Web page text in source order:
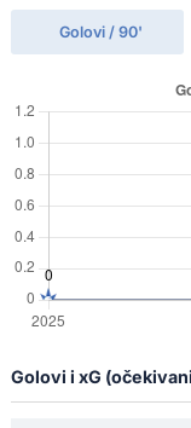
Golovi / 90'
Golovi i xG